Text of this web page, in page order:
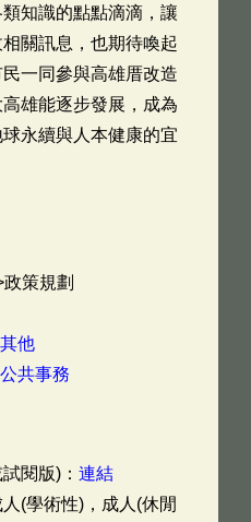
知識的點點滴滴，讓
關訊息，也期待喚起
一同參與高雄厝改造
雄能逐步發展，成為
永續與人本健康的宜
策規劃
他
共事務
閱版)： 連結
(學術性)，成人(休閒